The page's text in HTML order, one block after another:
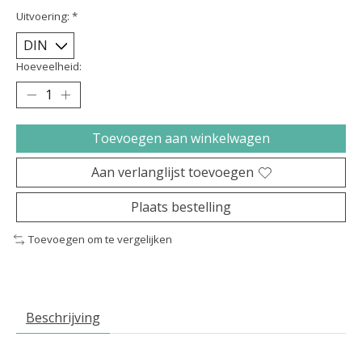
Uitvoering: *
Hoeveelheid:
Toevoegen aan winkelwagen
Aan verlanglijst toevoegen
Plaats bestelling
Toevoegen om te vergelijken
Beschrijving